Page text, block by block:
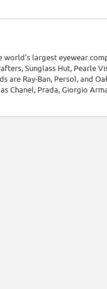
world's largest eyewear
Sunglass Hut, Pearle
are Ray-Ban, Persol, and
Prada, Giorgio